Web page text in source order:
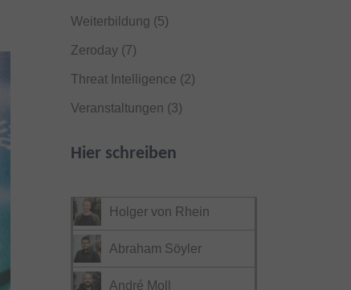
Weiterbildung (5)
Zeroday(7)
Threat Intelligence (2)
Veranstaltungen (3)
Hier schreiben
Holger von Rhein
Abraham Söyler
André Moll